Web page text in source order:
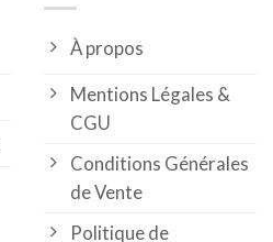
À propos
Mentions Légales &
CGU
Conditions Générales
de Vente
Politique de